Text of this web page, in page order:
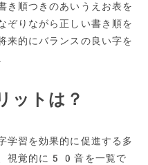
き順つきのあいうえお表を
ぞりながら正しい書き順を
来的にバランスの良い字を
ットは？
学習を効果的に促進する多
、視覚的に50音を一覧で